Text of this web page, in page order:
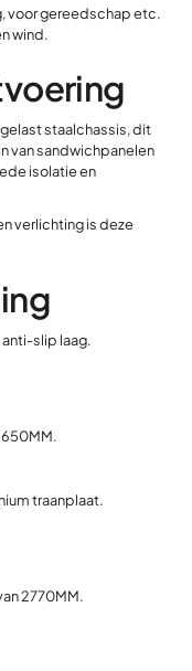
voor gereedschap etc.
wind.
staalchassis, dit
van sandwichpanelen
isolatie en
verlichting is deze
slip laag.
traanplaat.
2770MM.